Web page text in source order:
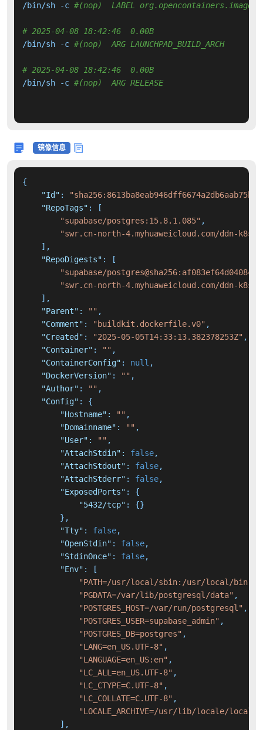
/bin/sh -c #(nop)  LABEL
# 2025-04-08 18:42:46  0.00B
/bin/sh -c #(nop)  ARG LAUNCHPAD_BUILD_ARCH
# 2025-04-08 18:42:46  0.00B
/bin/sh -c #(nop)  ARG RELEASE
镜像信息
{
"Id" :
"RepoTags" :
[
"supabase/postgres:15.8.1.085" ,
"swr.cn-north-4.myhuaweicloud.com/ddn-
] ,
"RepoDigests" :
[
"supabase/
"swr.cn-north-4.myhuaweicloud.com/ddn-k8s/
] ,
"Parent" : "" ,
"Comment" : "buildkit.dockerfile.v0" ,
"Created" : "2025-05-05T14:33:13.382378253Z" ,
"Container" : "" ,
"ContainerConfig" : null ,
"DockerVersion" : "" ,
"Author" : "" ,
"Config" :
{
"Hostname" : "" ,
"Domainname" : "" ,
"User" : "" ,
"AttachStdin" : false,
"AttachStdout" : false,
"AttachStderr" : false,
"ExposedPorts" :
{
"5432/tcp" : {}
} ,
"Tty" : false,
"OpenStdin" : false,
"StdinOnce" : false,
"Env" :
[
"PATH=/usr/local/sbin:/usr/local/
"PGDATA=/var/lib/postgresql/data" ,
"POSTGRES_HOST=/var/run/postgresql" ,
"POSTGRES_USER=supabase_admin" ,
"POSTGRES_DB=postgres" ,
"LANG=en_US.UTF-8" ,
"LANGUAGE=en_US:en" ,
"LC_ALL=en_US.UTF-8" ,
"LC_CTYPE=C.UTF-8" ,
"LC_COLLATE=C.UTF-8" ,
"LOCALE_ARCHIVE=/usr/lib/locale/
] ,